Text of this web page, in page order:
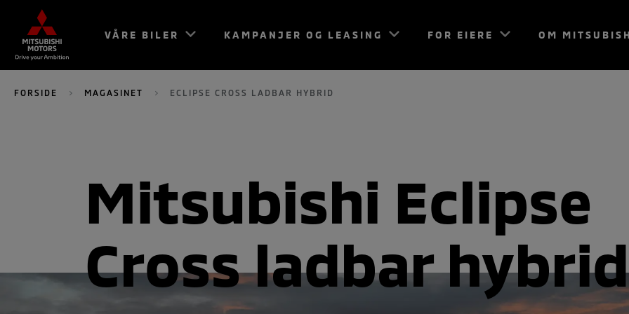
VÅRE BILER KAMPANJER OG LEASING FOR EIERE OM
FORSIDE MAGASINET ECLIPSE CROSS LADBAR HYBRID
Mitsubishi Eclipse
Cross ladbar hybrid